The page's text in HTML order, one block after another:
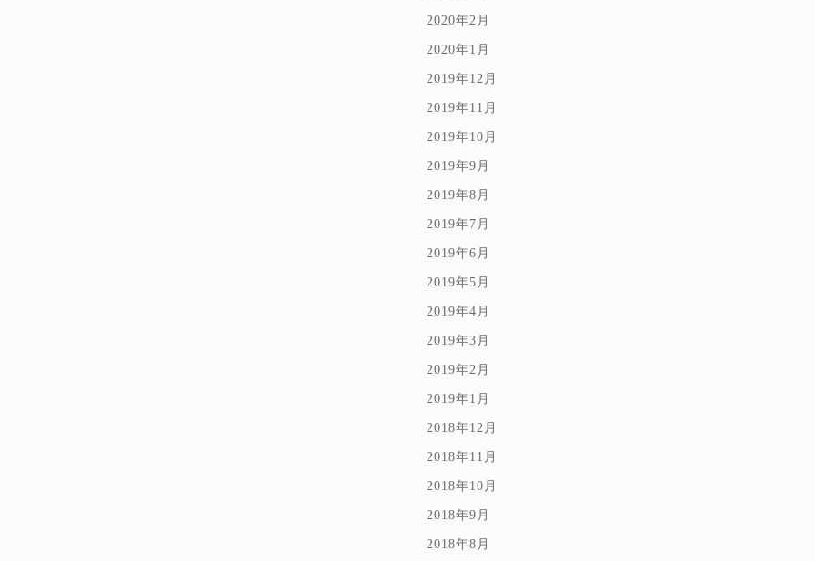
2020年2月
2020年1月
2019年12月
2019年11月
2019年10月
2019年9月
2019年8月
2019年7月
2019年6月
2019年5月
2019年4月
2019年3月
2019年2月
2019年1月
2018年12月
2018年11月
2018年10月
2018年9月
2018年8月